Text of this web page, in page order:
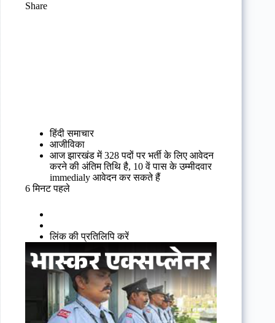
Share
हिंदी समाचार
आजीविका
आज झारखंड में 328 पदों पर भर्ती के लिए आवेदन
करने की अंतिम तिथि है, 10 वें पास के उम्मीदवार
immedialy आवेदन कर सकते हैं
6 मिनट पहले
लिंक की प्रतिलिपि करें